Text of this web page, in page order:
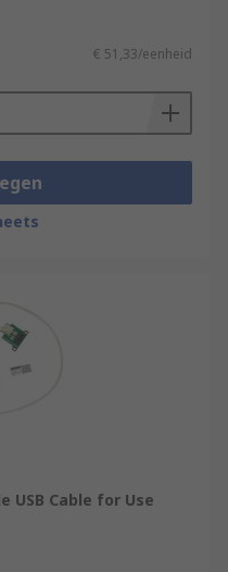
€ 51,33/eenheid
USB Cable for Use